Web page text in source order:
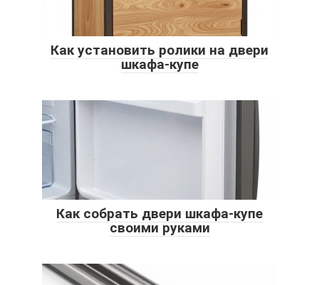
Как установить ролики на двери
шкафа-купе
Как собрать двери шкафа-купе
своими руками